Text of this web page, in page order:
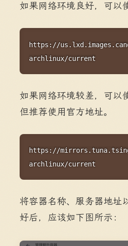
如果网络环境良好，可以
https://
archlinux/current
如果网络环境较差，可以
但推荐使用官方地址。
https://
archlinux/current
将容器名称、服务器地址
好后，应该如下图所示：